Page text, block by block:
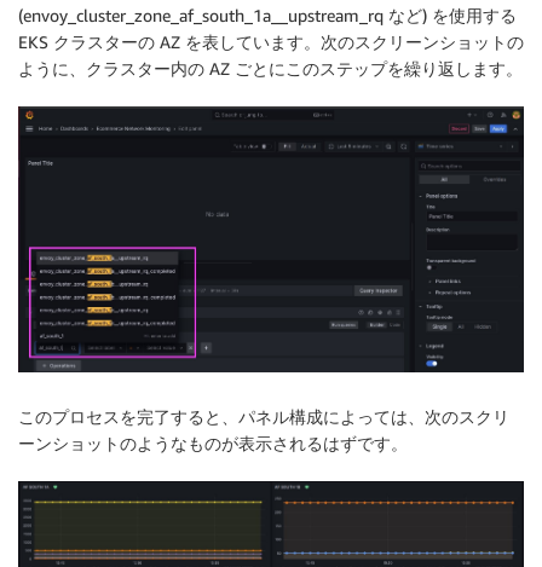
(envoy_cluster_zone_af_south_1a__upstream_rq など) を使用する
EKS クラスターの AZ を表しています。次のスクリーンショットの
ように、クラスター内の AZ ごとにこのステップを繰り返します。
このプロセスを完了すると、パネル構成によっては、次のスクリ
ーンショットのようなものが表示されるはずです。